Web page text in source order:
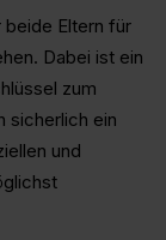
beide Eltern für
Dabei ist ein
zum
sicherlich ein
und